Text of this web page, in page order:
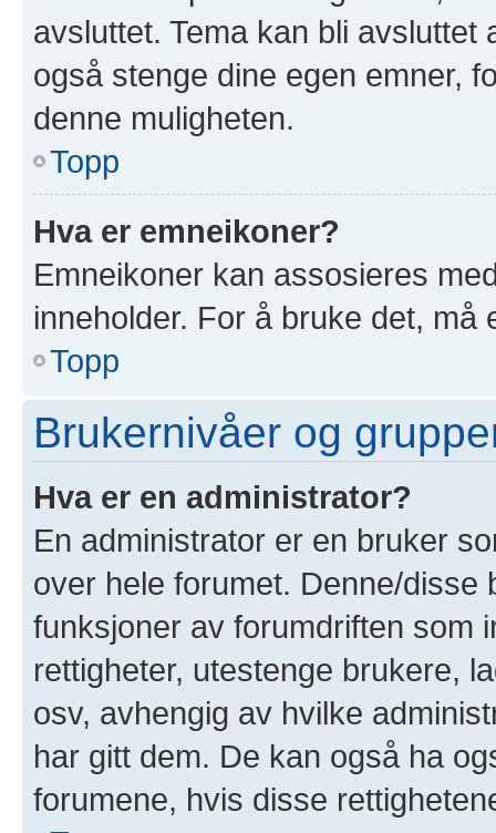
avsluttet. Tema kan bli
også stenge dine egen emner,
denne muligheten.
Topp
Hva er emneikoner?
Emneikoner kan assosieres
inneholder. For å bruke det, må
Topp
Brukernivåer og
Hva er en administrator?
En administrator er en bruker
over hele forumet. Denne/
funksjoner av forumdriften som
rettigheter, utestenge brukere,
osv, avhengig av hvilke
har gitt dem. De kan også ha
forumene, hvis disse